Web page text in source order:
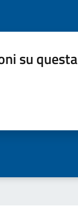
su questa